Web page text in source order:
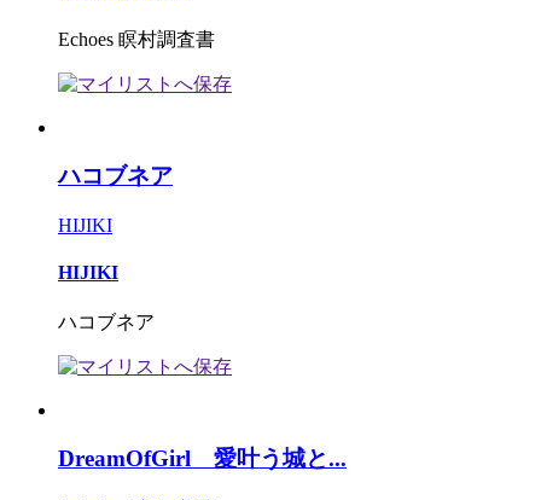
Echoes 瞑村調査書
ハコブネア
HIJIKI
HIJIKI
ハコブネア
DreamOfGirl 愛叶う城と...